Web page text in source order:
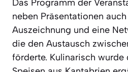
Das Programm der
neben Präsentationen
Auszeichnung und eine
die den Austausch
förderte. Kulinarisch wurde